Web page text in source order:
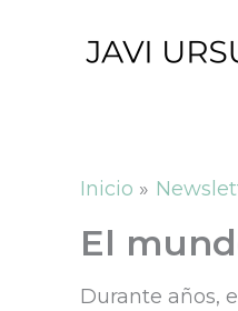
Inicio
El
Durante años,